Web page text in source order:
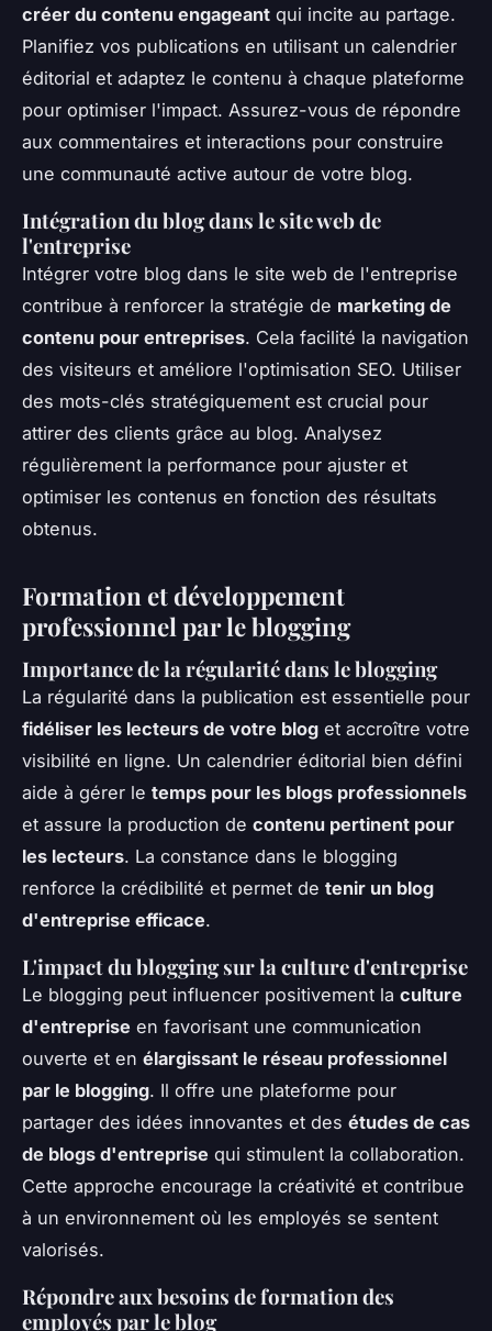
créer du contenu engageant qui incite au partage.
Planifiez vos publications en utilisant un calendrier
éditorial et adaptez le contenu à chaque plateforme
pour optimiser l'impact. Assurez-vous de répondre
aux commentaires et interactions pour construire
une communauté active autour de votre blog.
Intégration du blog dans le site web de
l'entreprise
Intégrer votre blog dans le site web de l'entreprise
contribue à renforcer la stratégie de marketing de
contenu pour entreprises. Cela facilité la navigation
des visiteurs et améliore l'optimisation SEO. Utiliser
des mots-clés stratégiquement est crucial pour
attirer des clients grâce au blog. Analysez
régulièrement la performance pour ajuster et
optimiser les contenus en fonction des résultats
obtenus.
Formation et développement
professionnel par le blogging
Importance de la régularité dans le blogging
La régularité dans la publication est essentielle pour
fidéliser les lecteurs de votre blog et accroître votre
visibilité en ligne. Un calendrier éditorial bien défini
aide à gérer le temps pour les blogs professionnels
et assure la production de contenu pertinent pour
les lecteurs. La constance dans le blogging
renforce la crédibilité et permet de tenir un blog
d'entreprise efficace.
L'impact du blogging sur la culture d'entreprise
Le blogging peut influencer positivement la culture
d'entreprise en favorisant une communication
ouverte et en élargissant le réseau professionnel
par le blogging. Il offre une plateforme pour
partager des idées innovantes et des études de cas
de blogs d'entreprise qui stimulent la collaboration.
Cette approche encourage la créativité et contribue
à un environnement où les employés se sentent
valorisés.
Répondre aux besoins de formation des
employés par le blog